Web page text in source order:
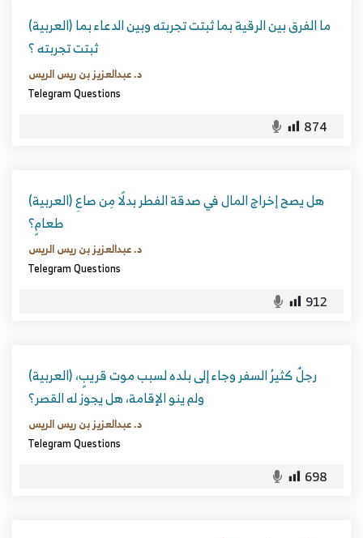
(العربية) ما الفرق بين الرقية بما ثبتت تجربته وبين الدعاء بما
ثبتت تجربته ؟
د. عبدالعزيز بن ريس الريس
Telegram Questions
874
(العربية) هل يصح إخراج المال في صدقة الفطر بدلًا مِن صاعِ
طعامٍ؟
د. عبدالعزيز بن ريس الريس
Telegram Questions
912
(العربية) رجلٌ كثيرُ السفر وجاء إلى بلده لسبب موت قريبٍ،
ولم ينو الإقامة، هل يجوز له القصر؟
د. عبدالعزيز بن ريس الريس
Telegram Questions
698